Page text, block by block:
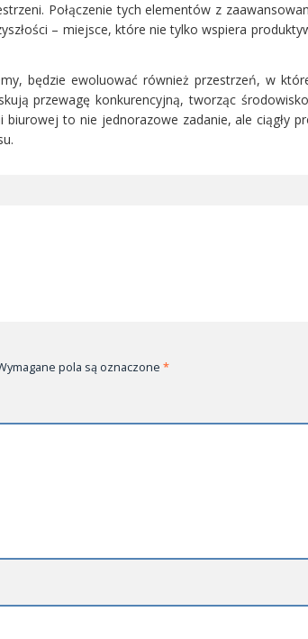
Połączenie tych elementów z
– miejsce, które nie tylko wspiera
będzie ewoluować również przestrzeń, w
przewagę konkurencyjną, tworząc
to nie jednorazowe zadanie, ale ciągły
pola są oznaczone *